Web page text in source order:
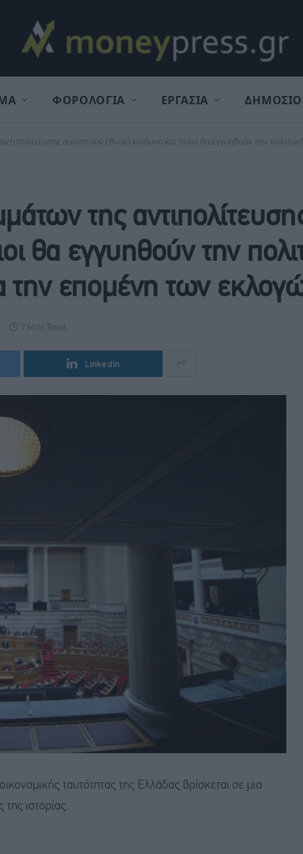
ΦΟΡΟΛΟΓΙΑ ΕΡΓΑΣΙΑ ΔΗΜΟΣΙΟ
αντιπολίτευσης συνιστούν εθνικό κίνδυνο και ποιοι θα εγγυηθούν την
της
θα εγγυηθούν την
την επομένη των
7 Mins Read
LinkedIn
ταυτότητας της Ελλάδας βρίσκεται σε μια
της ιστορίας.